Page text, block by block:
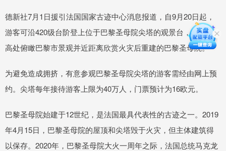
德新社7月1日援引法国国家古迹中心消息报道，自9月20日起，
游客可沿420级台阶登上位于巴黎圣母院尖塔的观景台，从69米
高处俯瞰巴黎市景观并近距离欣赏火灾后重建的巴黎圣母院。
为避免造成拥挤，有意参观巴黎圣母院尖塔的游客需经由网上预
约。尖塔每年接待游客上限为40万人，门票预计为16欧元。
巴黎圣母院始建于12世纪，是法国最具代表性的古迹之一。2019
年4月15日，巴黎圣母院的屋顶和尖塔毁于火灾，但主体建筑得
以保存。2020年，巴黎圣母院大火一周年之际，法国总统马克龙